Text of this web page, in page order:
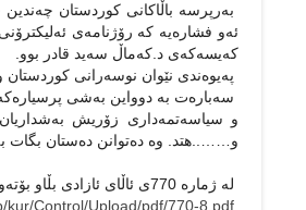
به‌رپرسه‌ باڵاکانی کوردستان
ئه‌و فشاره‌یه‌ که‌ رۆژنامه‌ی
که‌یسه‌که‌ی د.که‌ماڵ سه‌ید قادر بوو.
په‌یوه‌ندی نێوان نوسه‌رانی کوردستان
سه‌باره‌ت به‌ دوواین به‌شی
و سیاسه‌تمه‌داری زۆریش
و……..هتد. وه‌ ده‌توانن ده‌ستان بگات
له‌ ژماره‌ 770ی ئاڵای ئازادی بڵاو بۆته‌وه‌ :
kur/Control/Upload/pdf/770-8.pdf